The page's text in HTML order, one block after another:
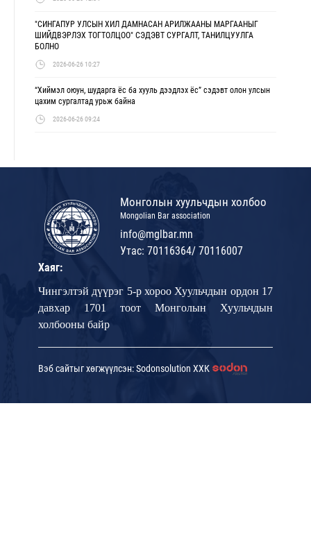
"СИНГАПУР УЛСЫН ХИЛ ДАМНАСАН АРИЛЖААНЫ МАРГААНЫГ
ШИЙДВЭРЛЭХ ТОГТОЛЦОО" СЭДЭВТ СУРГАЛТ, ТАНИЛЦУУЛГА
БОЛНО
2026-06-26 10:27
“Хиймэл оюун, шударга ёс ба хууль дээдлэх ёс” сэдэвт олон улсын
цахим сургалтад урьж байна
2026-06-26 09:24
Монголын хуульчдын холбоо
Mongolian Bar association
info@mglbar.mn
Утас: 70116364/ 70116007
Хаяг:
Чингэлтэй дүүрэг 5-р хороо Хуульчдын ордон 17
давхар 1701 тоот Монголын Хуульчдын
холбооны байр
Вэб сайтыг хөгжүүлсэн: Sodonsolution ХХК